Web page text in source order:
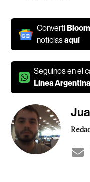
Convertí
noticiasaquí
Seguínos en el
Línea